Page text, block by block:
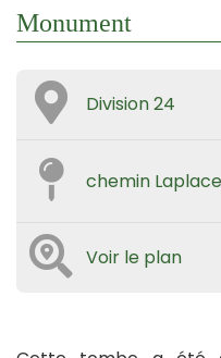
Monument
Division 24
chemin
Voir le plan